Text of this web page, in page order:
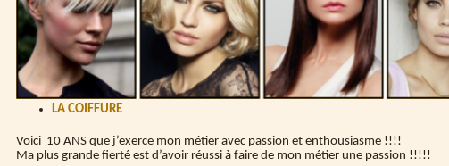
LA COIFFURE
Voici 10 ANS que j’exerce mon métier avec passion et enthousiasme !!!!
Ma plus grande fierté est d’avoir réussi à faire de mon métier une passion !!!!!